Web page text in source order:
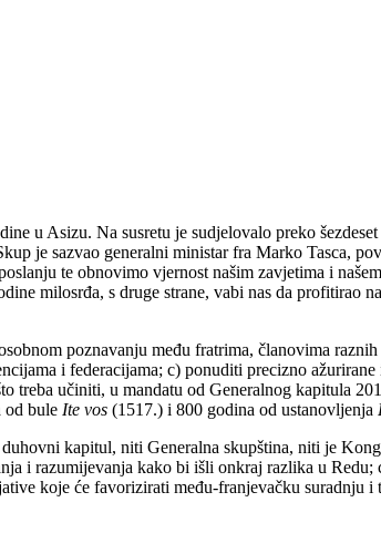
u Asizu. Na susretu je sudjelovalo preko
je sazvao generalni ministar fra Marko Tasca,
te obnovimo vjernost našim zavjetima i
milosrđa, s druge strane, vabi nas da profitirao
poznavanju među fratrima, članovima
i federacijama; c) ponuditi precizno
učiniti, u mandatu od Generalnog kapitula
od bule Ite vos (1517.) i 800 godina od ustanovljenja
kapitul, niti Generalna skupština, niti je
i razumijevanja kako bi išli onkraj razlika u
koje će favorizirati među-franjevačku suradnju i